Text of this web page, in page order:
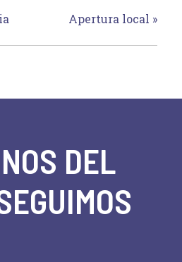
Apertura local »
DEL